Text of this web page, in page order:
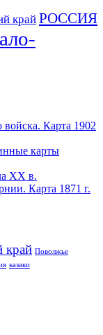
край РОССИЯ
войска. Карта 1902
карты
XX в.
Карта 1871 г.
край Поволжье
казаки